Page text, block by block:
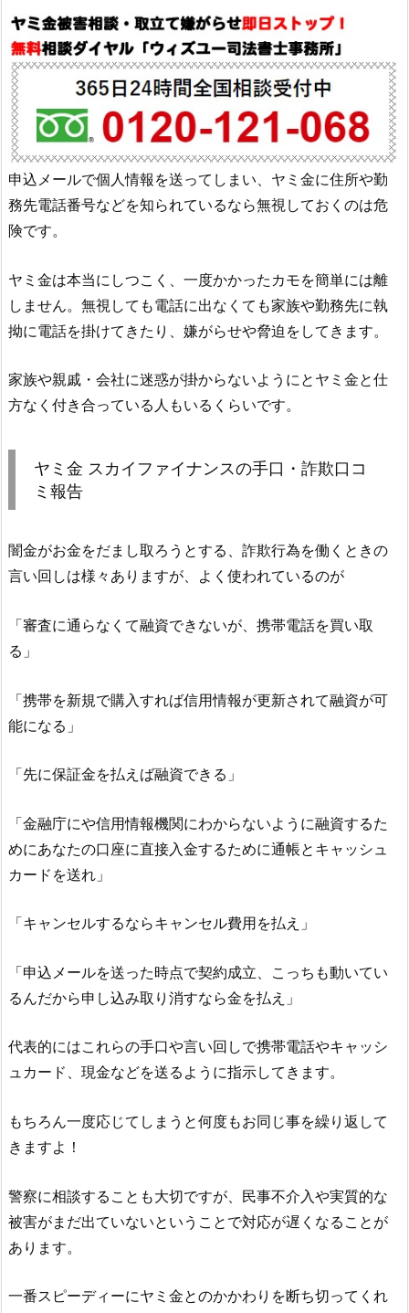
申込メールで個人情報を送ってしまい、ヤミ金に住所や勤
務先電話番号などを知られているなら無視しておくのは危
険です。
ヤミ金は本当にしつこく、一度かかったカモを簡単には離
しません。無視しても電話に出なくても家族や勤務先に執
拗に電話を掛けてきたり、嫌がらせや脅迫をしてきます。
家族や親戚・会社に迷惑が掛からないようにとヤミ金と仕
方なく付き合っている人もいるくらいです。
ヤミ金 スカイファイナンスの手口・詐欺口コ
ミ報告
闇金がお金をだまし取ろうとする、詐欺行為を働くときの
言い回しは様々ありますが、よく使われているのが
「審査に通らなくて融資できないが、携帯電話を買い取
る」
「携帯を新規で購入すれば信用情報が更新されて融資が可
能になる」
「先に保証金を払えば融資できる」
「金融庁にや信用情報機関にわからないように融資するた
めにあなたの口座に直接入金するために通帳とキャッシュ
カードを送れ」
「キャンセルするならキャンセル費用を払え」
「申込メールを送った時点で契約成立、こっちも動いてい
るんだから申し込み取り消すなら金を払え」
代表的にはこれらの手口や言い回しで携帯電話やキャッシ
ュカード、現金などを送るように指示してきます。
もちろん一度応じてしまうと何度もお同じ事を繰り返して
きますよ！
警察に相談することも大切ですが、民事不介入や実質的な
被害がまだ出ていないということで対応が遅くなることが
あります。
一番スピーディーにヤミ金とのかかわりを断ち切ってくれ